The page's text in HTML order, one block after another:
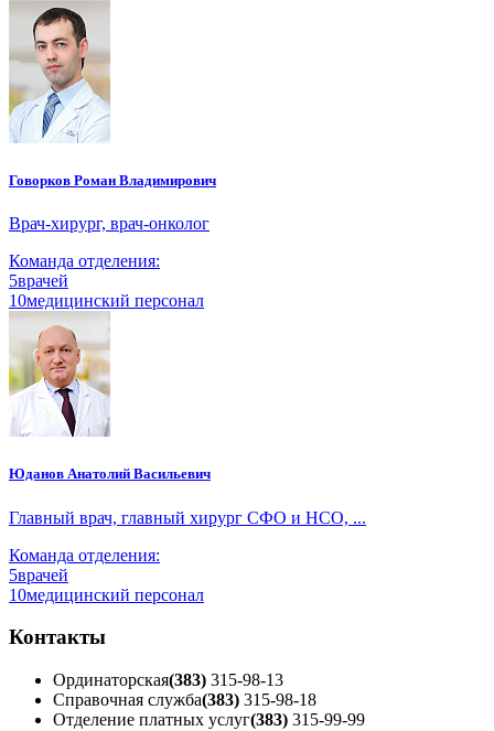
Говорков Роман Владимирович
Врач-хирург, врач-онколог
Команда отделения:
5врачей
10медицинский персонал
Юданов Анатолий Васильевич
Главный врач, главный хирург СФО и НСО, ...
Команда отделения:
5врачей
10медицинский персонал
Контакты
Ординаторская(383) 315-98-13
Справочная служба(383) 315-98-18
Отделение платных услуг(383) 315-99-99